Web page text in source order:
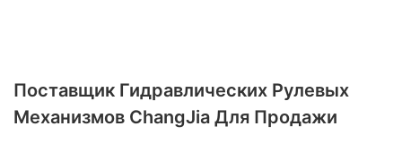
Поставщик Гидравлических Рулевых
Механизмов ChangJia Для Продажи